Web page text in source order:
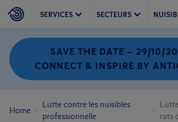
SERVICES SECTEURS
SAVE THE DATE – 29/10/
CONNECT & INSPIRE BY
Home
Lutte contre les nuisibles
professionnelle
rats